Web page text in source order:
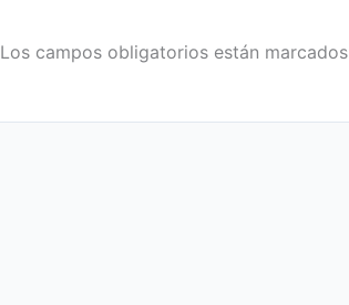
Los campos obligatorios están marcados